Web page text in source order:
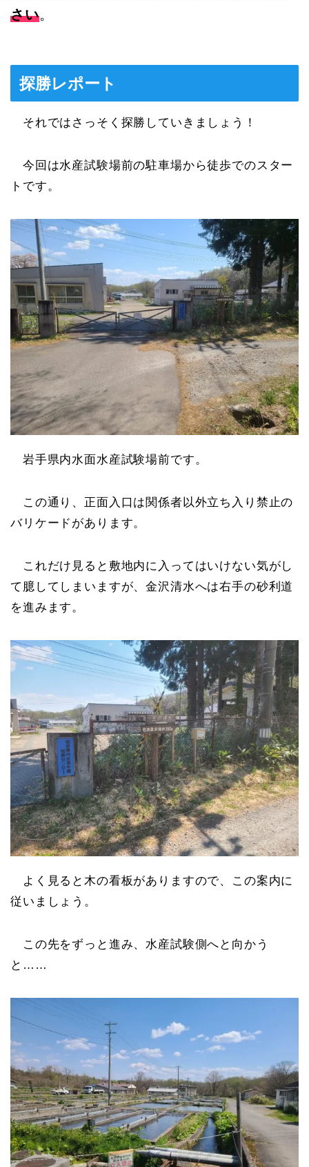
さい。
探勝レポート
それではさっそく探勝していきましょう！
今回は水産試験場前の駐車場から徒歩でのスター
トです。
岩手県内水面水産試験場前です。
この通り、正面入口は関係者以外立ち入り禁止の
バリケードがあります。
これだけ見ると敷地内に入ってはいけない気がし
て臆してしまいますが、金沢清水へは右手の砂利道
を進みます。
よく見ると木の看板がありますので、この案内に
従いましょう。
この先をずっと進み、水産試験側へと向かう
と……